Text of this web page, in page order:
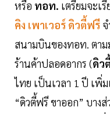
หรือ ทอท. เตรียมจะเรี
คิง เพาเวอร์ ดิวตี้ฟรี
สนามบินของทอท. ตา
ร้านค้าปลอดอากร (ดิว
ไทย เป็นเวลา 1 ปี เพิ่
“ดิวตี้ฟรี ขาออก” บางส่